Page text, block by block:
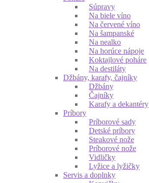
Súpravy
Na biele víno
Na červené víno
Na šampanské
Na nealko
Na horúce nápoje
Koktajlové poháre
Na destiláty
Džbány, karafy, čajníky
Džbány
Čajníky
Karafy a dekantéry
Príbory
Príborové sady
Detské príbory
Steakové nože
Príborové nože
Vidličky
Lyžice a lyžičky
Servis a doplnky